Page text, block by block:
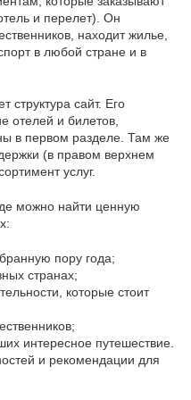
и перелет). Он
находит жилье,
в любой стране и в
структура сайт. Его
отелей и билетов,
в первом разделе. Там же
(в правом верхнем
услуг.
можно найти ценную
пору года;
странах;
которые стоит
интересное путешествие.
и рекомендации для